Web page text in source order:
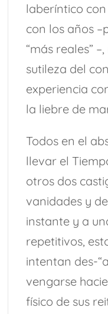
laberíntico
con los años
“más reales”
sutileza del
experiencia
la liebre de
Todos en el
llevar el
otros dos
vanidades y
instante y a
repetitivos,
intentan des-
vengarse
físico de sus